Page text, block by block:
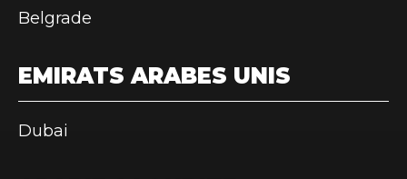
Belgrade
EMIRATS ARABES UNIS
Dubai